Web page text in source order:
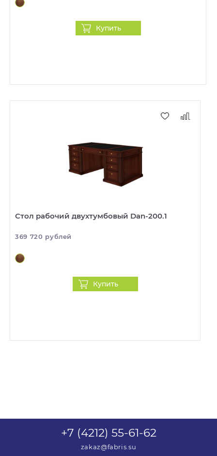
Купить
Стол рабочий двухтумбовый Dan-200.1
369 720 рублей
Купить
+7 (4212) 55-61-62
zakaz@fabris.su